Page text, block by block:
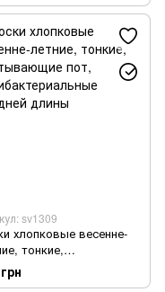
sv1309
хлопковые весенне-
тонкие,
пот,
средней